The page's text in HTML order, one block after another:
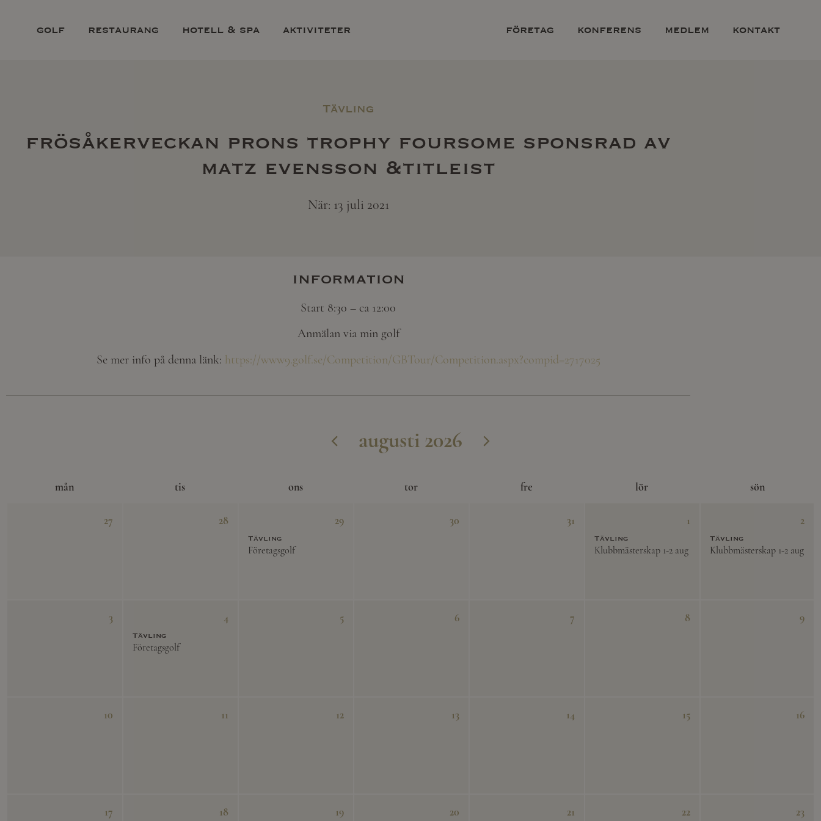
golf restaurang hotell & spa aktiviteter företag konferens medlem kontakt
Tävling
frösåkerveckan prons trophy foursome sponsrad av
matz evensson &titleist
När: 13 juli 2021
information
Start 8:30 – ca 12:00
Anmälan via min golf
Se mer info på denna länk: https://www9.golf.se/Competition/GBTour/Competition.aspx?compid=2717025
augusti 2026
mån tis ons tor fre lör sön
27 28 29
Tävling
Företagsgolf
30 31 1
Tävling
Klubbmästerskap 1-2 aug
2
Tävling
Klubbmästerskap 1-2 aug
3 4
Tävling
Företagsgolf
5 6 7 8 9
10 11 12 13 14 15 16
17 18 19 20 21 22 23